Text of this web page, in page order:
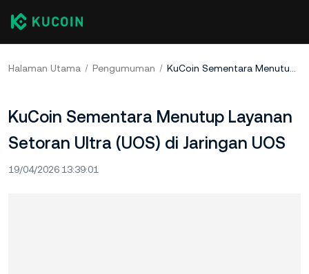
Halaman Utama Pengumuman KuCoin Sementara Menutup Layanan Setoran Ultra (UOS) di Jaringan UOS
KuCoin Sementara Menutup Layanan
Setoran Ultra (UOS) di Jaringan UOS
19/04/2026 13:39:01